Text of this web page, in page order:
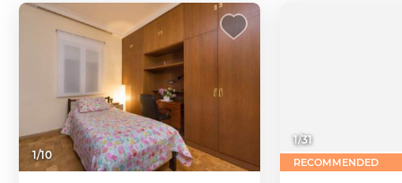
1/10
1/31
RECOMMENDED